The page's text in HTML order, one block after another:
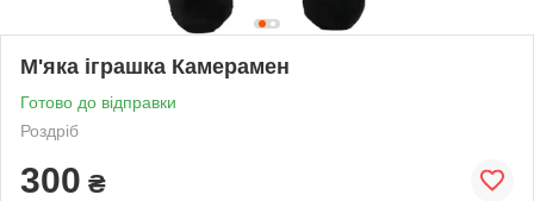
М'яка іграшка Камерамен
Готово до відправки
Роздріб
300 ₴